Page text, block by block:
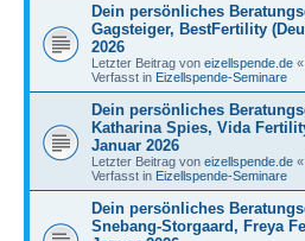
Dein persönliches
Gagsteiger, BestFertility
2026
Letzter Beitrag von eizellspende.de «
Verfasst in Eizellspende-Seminare
Dein persönliches
Katharina Spies, Vida
Januar 2026
Letzter Beitrag von eizellspende.de «
Verfasst in Eizellspende-Seminare
Dein persönliches
Snebang-Storgaard, Freya